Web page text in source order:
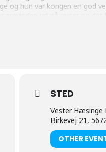
og hun var kongen en god
STED
Vester Hæsinge
Birkevej 21,
OTHER